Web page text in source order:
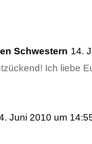
Schwestern 14.
Ich liebe
Juni 2010 um